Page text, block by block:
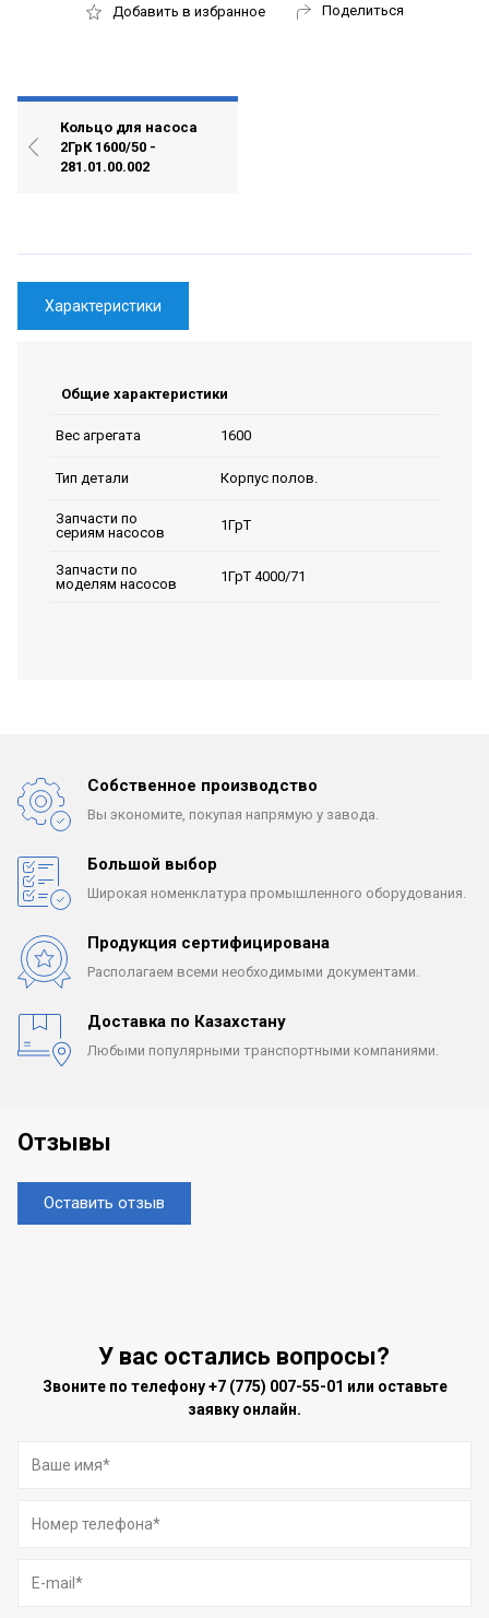
Добавить в избранное Поделиться
Кольцо для насоса
2ГрК 1600/50 -
281.01.00.002
Характеристики
Общие характеристики
Вес агрегата 1600
Тип детали Корпус полов.
Запчасти по
сериям насосов
1ГрТ
Запчасти по
моделям насосов
1ГрТ 4000/71
Собственное производство
Вы экономите, покупая напрямую у завода.
Большой выбор
Широкая номенклатура промышленного оборудования.
Продукция сертифицирована
Располагаем всеми необходимыми документами.
Доставка по Казахстану
Любыми популярными транспортными компаниями.
Отзывы
Оставить отзыв
У вас остались вопросы?
Звоните по телефону+7 (775) 007-55-01 или оставьте
заявку онлайн.